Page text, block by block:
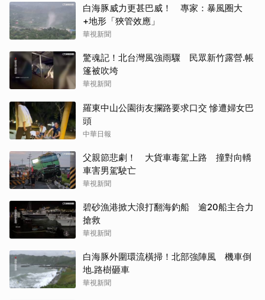
白海豚威力更甚巴威！ 專家：暴風圈大
+地形「狹管效應」
華視新聞
驚魂記！北台灣風強雨驟 民眾新竹露營.帳
篷被吹垮
華視新聞
羅東中山公園街友攔路要求口交 慘遭婦女巴
頭
中華日報
父親節悲劇！ 大貨車毒駕上路 撞對向轎
車害男駕駛亡
華視新聞
碧砂漁港掀大浪打翻海釣船 逾20船主合力
搶救
華視新聞
白海豚外圍環流橫掃！北部強陣風 機車倒
地.路樹砸車
華視新聞